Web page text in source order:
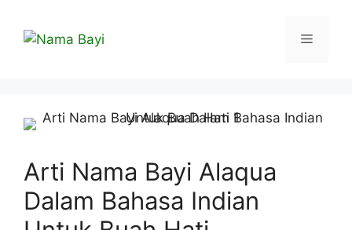
Menu
Arti Nama Bayi Alaqua
Dalam Bahasa Indian